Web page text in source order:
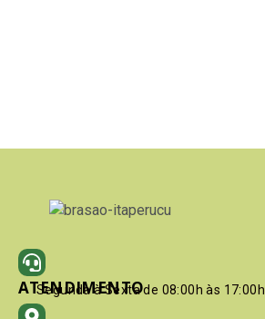
ATENDIMENTO
Segunda à Sexta de 08:00h às 17:00h